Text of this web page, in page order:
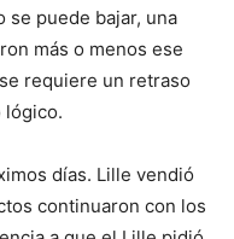
se puede bajar, una
más o menos ese
requiere un retraso
lógico.
días. Lille vendió
continuaron con los